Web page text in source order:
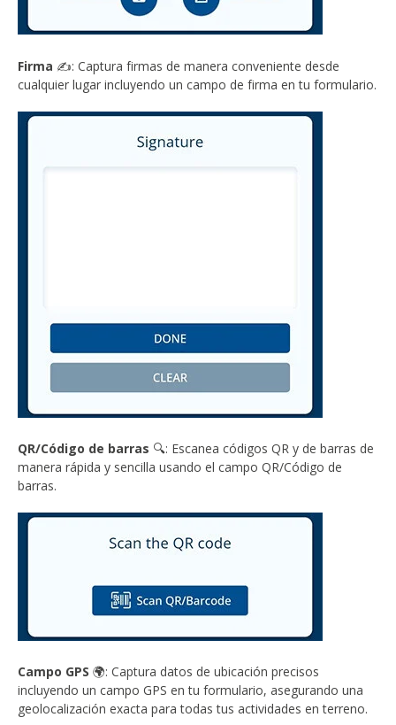
Firma ✍️: Captura firmas de manera conveniente desde
cualquier lugar incluyendo un campo de firma en tu formulario.
QR/Código de barras 🔍: Escanea códigos QR y de barras de
manera rápida y sencilla usando el campo QR/Código de
barras.
Campo GPS 🌍: Captura datos de ubicación precisos
incluyendo un campo GPS en tu formulario, asegurando una
geolocalización exacta para todas tus actividades en terreno.